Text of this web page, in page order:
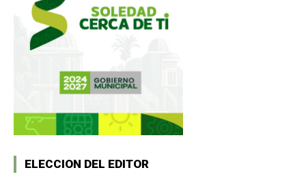
ELECCION DEL EDITOR